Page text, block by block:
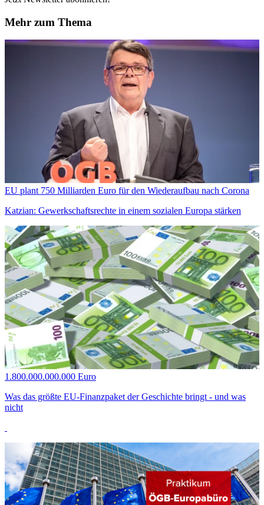
Mehr zum Thema
EU plant 750 Milliarden Euro für den Wiederaufbau nach Corona
Katzian: Gewerkschaftsrechte in einem sozialen Europa stärken
1.800.000.000.000 Euro
Was das größte EU-Finanzpaket der Geschichte bringt - und was
nicht